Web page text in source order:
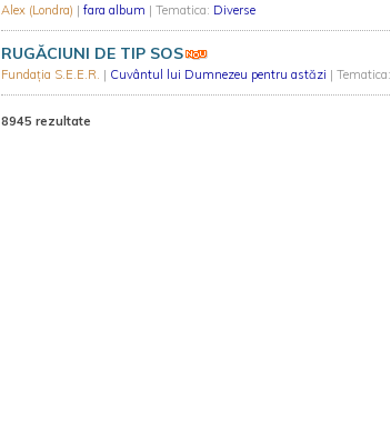
Alex (Londra) | fara album | Tematica: Diverse
RUGĂCIUNI DE TIP SOS
Fundația S.E.E.R. | Cuvântul lui Dumnezeu pentru astăzi | Tematica:
8945 rezultate